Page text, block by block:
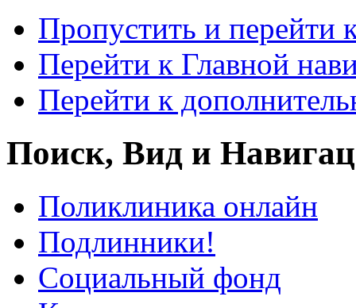
Пропустить и перейти
Перейти к Главной
Перейти к
Поиск, Вид и
Поликлиника онлайн
Подлинники!
Социальный фонд